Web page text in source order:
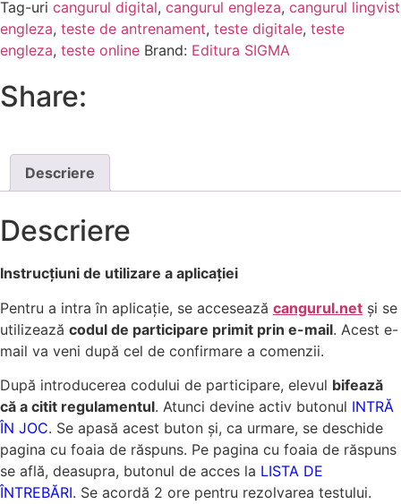
Tag-uri cangurul digital, cangurul engleza, cangurul lingvist
engleza, teste de antrenament, teste digitale, teste
engleza, teste online Brand: Editura SIGMA
Share:
Descriere
Descriere
Instrucțiuni de utilizare a aplicației
Pentru a intra în aplicație, se accesează cangurul.net și se
utilizează codul de participare primit prin e-mail. Acest e-
mail va veni după cel de confirmare a comenzii.
După introducerea codului de participare, elevul bifează
că a citit regulamentul. Atunci devine activ butonul INTRĂ
ÎN JOC. Se apasă acest buton și, ca urmare, se deschide
pagina cu foaia de răspuns. Pe pagina cu foaia de răspuns
se află, deasupra, butonul de acces la LISTA DE
ÎNTREBĂRI. Se acordă 2 ore pentru rezolvarea testului.